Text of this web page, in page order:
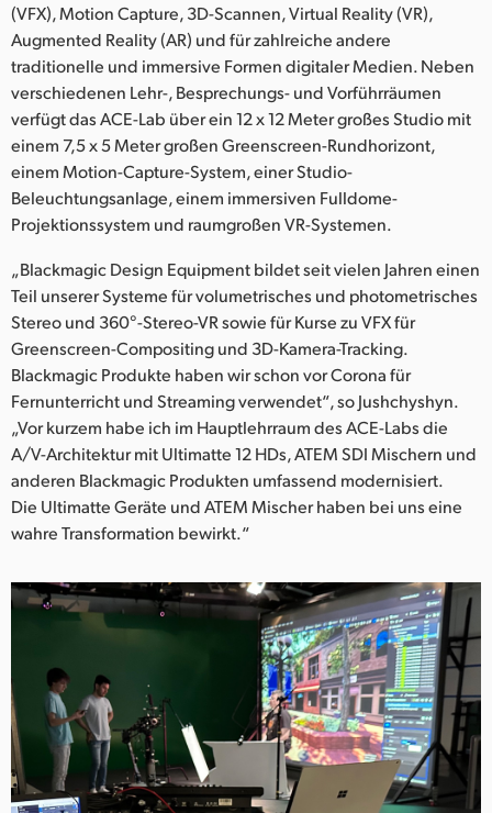
South Africa
Spain
Sweden
Chinese Taipei
Turkey
Ukraine
United Kingdom
United States
(VFX), Motion Capture, 3D-Scannen, Virtual Reality (VR),
Augmented Reality (AR) und für zahlreiche andere
traditionelle und immersive Formen digitaler Medien. Neben
verschiedenen Lehr-, Besprechungs- und Vorführräumen
verfügt das ACE-Lab über ein 12 x 12 Meter großes Studio mit
einem 7,5 x 5 Meter großen Greenscreen-Rundhorizont,
einem Motion-Capture-System, einer Studio-
Beleuchtungsanlage, einem immersiven Fulldome-
Projektionssystem und raumgroßen VR-Systemen.
„Blackmagic Design Equipment bildet seit vielen Jahren einen
Teil unserer Systeme für volumetrisches und photometrisches
Stereo und 360°-Stereo-VR sowie für Kurse zu VFX für
Greenscreen-Compositing und 3D-Kamera-Tracking.
Blackmagic Produkte haben wir schon vor Corona für
Fernunterricht und Streaming verwendet“, so Jushchyshyn.
„Vor kurzem habe ich im Hauptlehrraum des ACE-Labs die
A/V-Architektur mit Ultimatte 12 HDs, ATEM SDI Mischern und
anderen Blackmagic Produkten umfassend modernisiert.
Die Ultimatte Geräte und ATEM Mischer haben bei uns eine
wahre Transformation bewirkt.“